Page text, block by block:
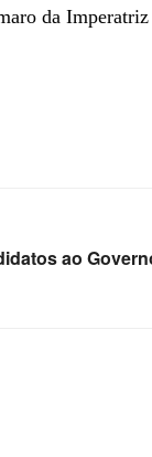
da Imperatriz
ao